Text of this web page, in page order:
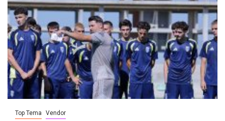
Top Tema Vendor